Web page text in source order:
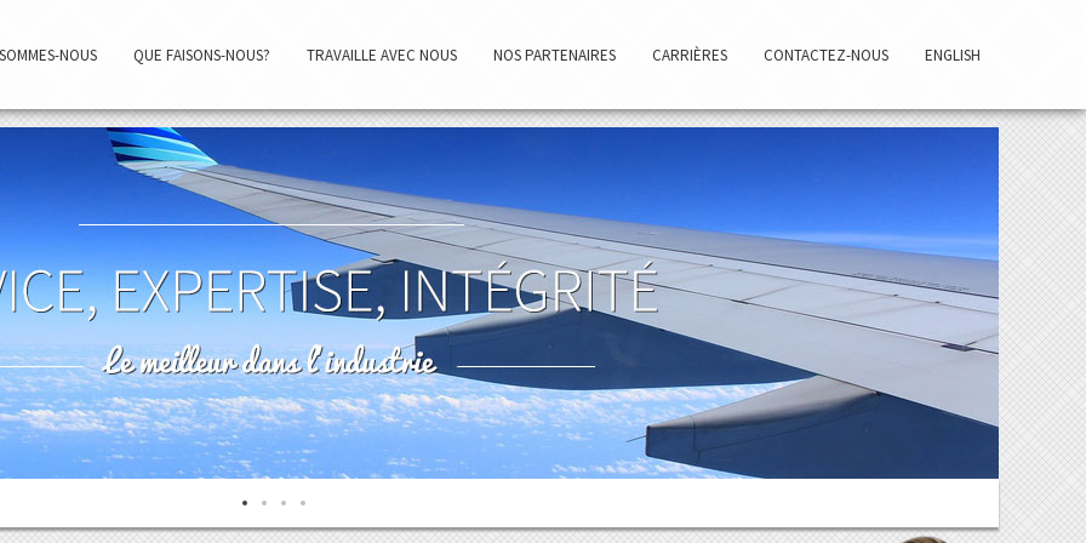
NOUS QUE FAISONS-NOUS? TRAVAILLE AVEC NOUS NOS PARTENAIRES CARRIÈRES CONTACTEZ-NOUS ENGLISH